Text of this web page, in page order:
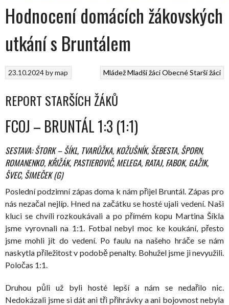
Hodnocení domácích žákovských
utkání s Bruntálem
MládežMladší žáciObecnéStarší žáci
23.10.2024bymap
REPORT STARŠÍCH ŽÁKŮ
FCOJ – BRUNTÁL 1:3 (1:1)
SESTAVA: ŠTORK – ŠÍKL, TVARŮŽKA, KOŽUŠNÍK, ŠEBESTA, ŠPORN,
ROMANENKO, KŘIŽÁK, PASTIEROVIČ, MELEGA, RATAJ, FABOK, GAŽIK,
ŠVEC, ŠIMEČEK (G)
Poslední podzimní zápas doma k nám přijel Bruntál. Zápas pro
nás nezačal nejlíp. Hned na začátku se hosté ujali vedení. Naši
kluci se chvíli rozkoukávali a po přímém kopu Martina Šíkla
jsme vyrovnali na 1:1. Fotbal nebyl moc ke koukání, přesto
jsme mohli jít do vedení. Po faulu na našeho hráče se nám
naskytla příležitost v podobě penalty. Bohužel jsme ji nevyužili.
Poločas 1:1.
Druhou půli už byli hosté lepší a nám se nedařilo nic.
Nedokázali jsme si dát ani tři přihrávky a ani bojovnost nebyla